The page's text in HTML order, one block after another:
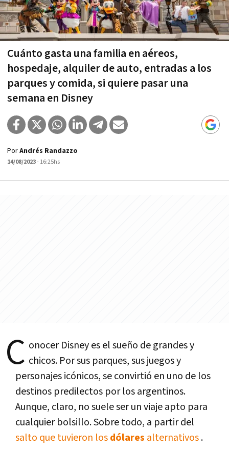
Cuánto gasta una familia en aéreos,
hospedaje, alquiler de auto, entradas a los
parques y comida, si quiere pasar una
semana en Disney
PorAndrés Randazzo
14/08/2023- 16:25hs
C onocer Disney es el sueño de grandes y
chicos. Por sus parques, sus juegos y
personajes icónicos, se convirtió en uno de los
destinos predilectos por los argentinos.
Aunque, claro, no suele ser un viaje apto para
cualquier bolsillo. Sobre todo, a partir del
salto que tuvieron losdólares alternativos.